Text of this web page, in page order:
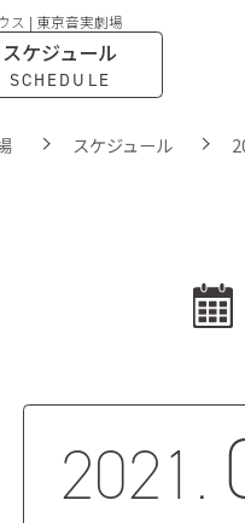
ス | 東京音実劇場
スケジュール
SCHEDULE
スケジュール
2021.